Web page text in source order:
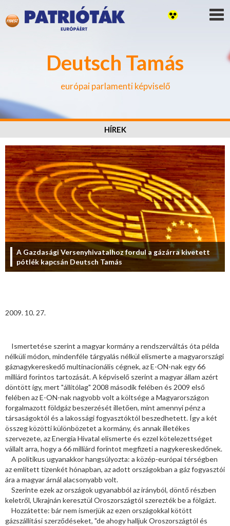
Deutsch Tamás
európai parlamenti képviselő
HÍREK
A Gazdasági Versenyhivatalhoz fordul a gázárra kivetett
pótlék kapcsán Deutsch Tamás
2009. 10. 27.
Ismertetése szerint a magyar kormány a rendszerváltás óta példa
nélküli módon, mindenféle tárgyalás nélkül elismerte a magyarországi
gáznagykereskedő multinacionális cégnek, az E-ON-nak egy 66
milliárd forintos tartozását. A képviselő szerint a magyar állam azért
döntött így, mert "állítólag" 2008 második felében és 2009 első
felében az E-ON-nak nagyobb volt a költsége a Magyarországon
forgalmazott földgáz beszerzését illetően, mint amennyi pénz a
társaságoktól és a lakossági fogyasztóktól beszedhetett. Így a két
összeg közötti különbözetet a kormány, és annak illetékes
szervezete, az Energia Hivatal elismerte és ezzel kötelezettséget
vállalt arra, hogy a 66 milliárd forintot megfizeti a nagykereskedőnek.
A politikus ugyanakkor hangsúlyozta: a közép-európai térségben
az említett tizenkét hónapban, az adott országokban a gáz fogyasztói
ára a magyar árnál alacsonyabb volt.
Szerinte ezek az országok ugyanabból az irányból, döntő részben
keletről, Ukrajnán keresztül Oroszországtól szerezték be a fölgázt.
Hozzátette: bár nem ismerjük az ezen országokkal kötött
gázszállítási szerződéseket, "de ahogy halljuk Oroszországtól és